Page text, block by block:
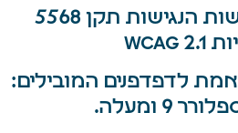
האתר מותאם לדרישות הנגישות תקן 5568
לדפדפנים המובילים:
9 ומעלה.